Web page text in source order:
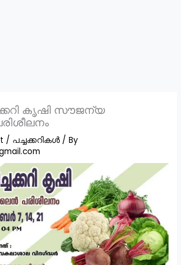
കൃഷി സൗജന്യ
/ പച്ചക്കറികൾ / By